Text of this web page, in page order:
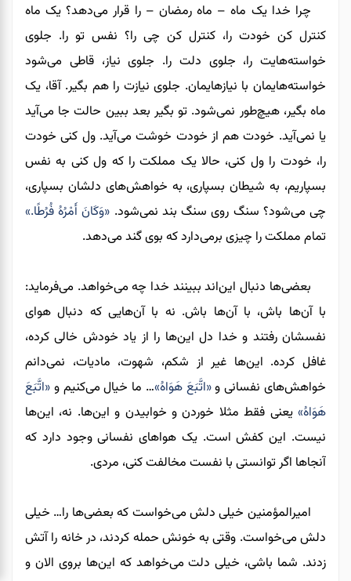
چرا خدا یک ماه – ماه رمضان – را قرار می‌دهد؟ یک ماه
کنترل کن خودت را، کنترل کن چی را؟ نفس تو را. جلوی
خواسته‌هایت را، جلوی دلت را. جلوی نیاز، قاطی می‌شود
خواسته‌هایمان با نیازهایمان. جلوی نیازت را هم بگیر. آقا، یک
ماه بگیر، هیچ‌طور نمی‌شود. تو بگیر بعد ببین حالت جا می‌آید
یا نمی‌آید. خودت هم از خودت خوشت می‌آید. ول کنی خودت
را، خودت را ول کنی، حالا یک مملکت را که ول کنی به نفس
بسپاریم، به شیطان بسپاری، به خواهش‌های دلشان بسپاری،
چی می‌شود؟ سنگ روی سنگ بند نمی‌شود. «وَكَانَ أَمْرُهُ فُرُطًا.»
تمام مملکت را چیزی برمی‌دارد که بوی گند می‌دهد.
بعضی‌ها دنبال این‌اند ببینند خدا چه می‌خواهد. می‌فرماید:
با آن‌ها باش، با آن‌ها باش. نه با آن‌هایی که دنبال هوای
نفسشان رفتند و خدا دل این‌ها را از یاد خودش خالی کرده،
غافل کرده. این‌ها غیر از شکم، شهوت، مادیات، نمی‌دانم
خواهش‌های نفسانی و«اتَّبَعَ هَوَاهُ»… ما خیال می‌کنیم و «اتَّبَعَ
هَوَاهُ» یعنی فقط مثلا خوردن و خوابیدن و این‌ها. نه، این‌ها
نیست. این کفش است. یک هواهای نفسانی وجود دارد که
آنجاها اگر توانستی با نفست مخالفت کنی، مردی.
امیرالمؤمنین خیلی دلش می‌خواست که بعضی‌ها را… خیلی
دلش می‌خواست. وقتی به خونش حمله کردند، در خانه را آتش
زدند. شما باشی، خیلی دلت می‌خواهد که این‌ها بروی الان و